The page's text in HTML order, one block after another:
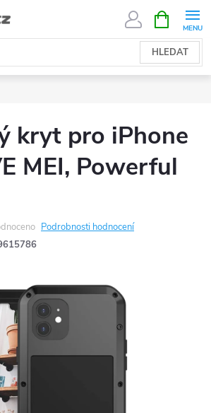
HLEDAT
NÁKUPNÍ
KOŠÍK
kryt pro iPhone
MEI, Powerful
Podrobnosti hodnocení